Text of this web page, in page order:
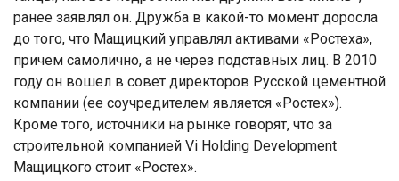
ранее заявлял он. Дружба в какой-то момент доросла
до того, что Мащицкий управлял активами «Ростеха»,
причем самолично, а не через подставных лиц. В 2010
году он вошел в совет директоров Русской цементной
компании (ее соучредителем является «Ростех»).
Кроме того, источники на рынке говорят, что за
строительной компанией Vi Holding Development
Мащицкого стоит «Ростех».